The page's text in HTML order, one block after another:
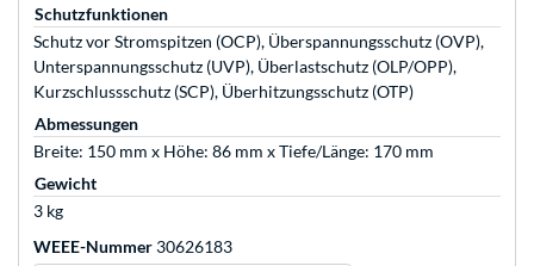
Schutzfunktionen
Schutz vor Stromspitzen (OCP), Überspannungsschutz (OVP),
Unterspannungsschutz (UVP), Überlastschutz (OLP/OPP),
Kurzschlussschutz (SCP), Überhitzungsschutz (OTP)
Abmessungen
Breite: 150 mm x Höhe: 86 mm x Tiefe/Länge: 170 mm
Gewicht
3 kg
WEEE-Nummer 30626183